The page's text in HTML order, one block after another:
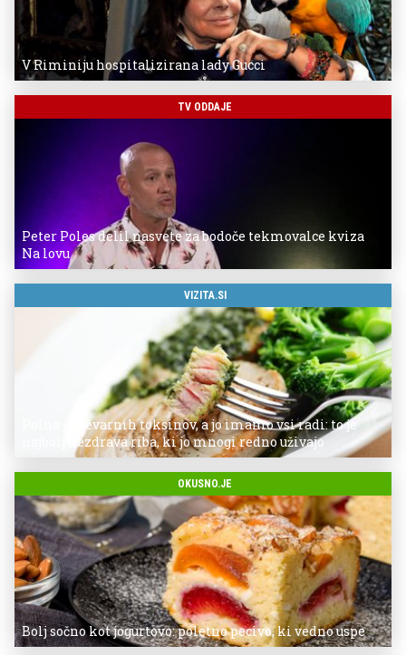
V Riminiju hospitalizirana lady Gucci
TV ODDAJE
Peter Poles delil nasvete za bodoče tekmovalce kviza
Na lovu
VIZITA.SI
Polna je nevarnih toksinov, a jo imamo vsi radi: to je
najbolj nezdrava riba, ki jo mnogi redno uživajo
OKUSNO.JE
Bolj sočno kot jogurtovo: poletno pecivo, ki vedno uspe